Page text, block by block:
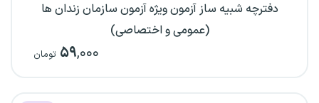
دفترچه شبیه ساز آزمون ویژه آزمون سازمان زندان ها
(عمومی و اختصاصی)
۵۹,۰۰۰ تومان